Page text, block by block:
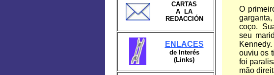
CARTAS
A LA
REDACCIÓN
ENLACES
de Interés
(Links)
O
coço.
seu
ouviu os
foi
mão